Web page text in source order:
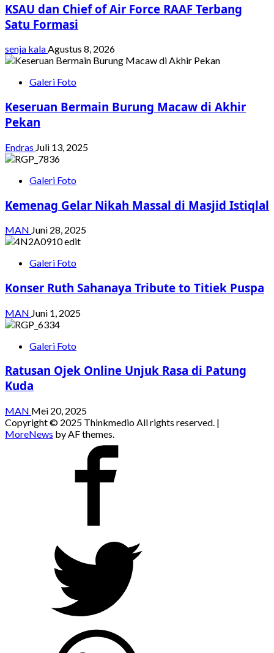
KSAU dan Chief of Air Force RAAF Terbang
Satu Formasi
senja kalaAgustus 8, 2026
Galeri Foto
Keseruan Bermain Burung Macaw di Akhir
Pekan
Endras Juli 13, 2025
Galeri Foto
Kemenag Gelar Nikah Massal di Masjid Istiqlal
MAN Juni 28, 2025
Galeri Foto
Konser Ruth Sahanaya Tribute to Titiek Puspa
MAN Juni 1, 2025
Galeri Foto
Ratusan Ojek Online Unjuk Rasa di Patung
Kuda
MAN Mei 20, 2025
Copyright © 2025 Thinkmedio All rights reserved. |
MoreNews by AF themes.